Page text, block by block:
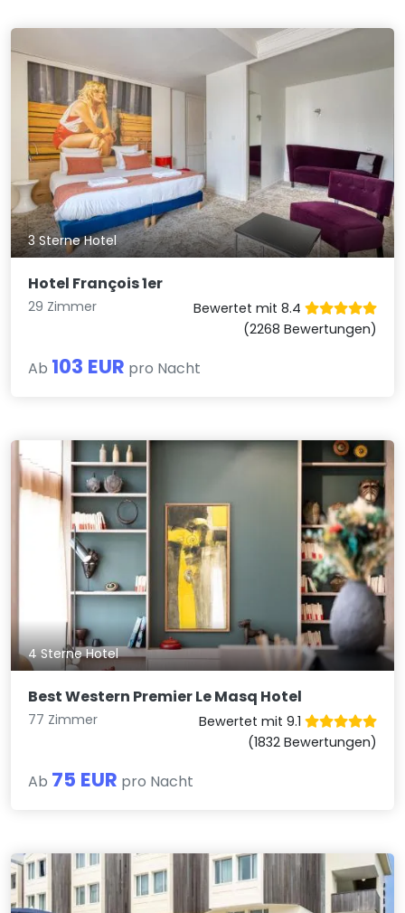
3 Sterne Hotel
Hotel François 1er
29 Zimmer
Bewertet mit 8.4
(2268 Bewertungen)
Ab 103 EUR pro Nacht
4 Sterne Hotel
Best Western Premier Le Masq Hotel
77 Zimmer
Bewertet mit 9.1
(1832 Bewertungen)
Ab 75 EUR pro Nacht